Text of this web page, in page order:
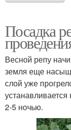
Посадка
Весной репу
земля еще
слой уже
2-5 ночью.